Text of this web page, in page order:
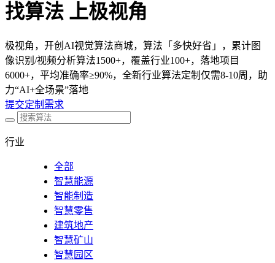
找算法 上极视角
极视角，开创AI视觉算法商城，算法「多快好省」，累计图
像识别/视频分析算法1500+，覆盖行业100+，落地项目
6000+，平均准确率≥90%，全新行业算法定制仅需8-10周，助
力“AI+全场景”落地
提交定制需求
行业
全部
智慧能源
智能制造
智慧零售
建筑地产
智慧矿山
智慧园区